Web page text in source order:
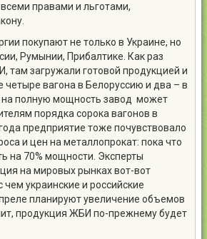
правами и льготами,
покупают не только в Украине, но
Румынии, Прибалтике. Как раз
там загружали готовой продукцией и
четыре вагона в Белоруссию и два – в
на полную мощность завод может
порядка сорока вагонов в
предприятие тоже почувствовало
и цен на металлопрокат: пока что
на 70% мощности. Эксперты
на мировых рынках вот-вот
чем украинские и российские
планируют увеличение объемов
продукция ЖБИ по-прежнему будет